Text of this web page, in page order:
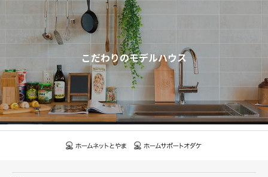
こだわりのモデルハウス